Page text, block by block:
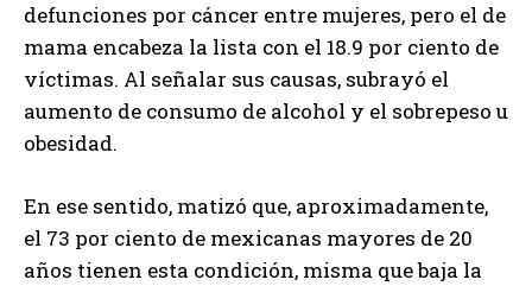
defunciones por cáncer entre mujeres, pero el de
mama encabeza la lista con el 18.9 por ciento de
víctimas. Al señalar sus causas, subrayó el
aumento de consumo de alcohol y el sobrepeso u
obesidad.
En ese sentido, matizó que, aproximadamente,
el 73 por ciento de mexicanas mayores de 20
años tienen esta condición, misma que baja la